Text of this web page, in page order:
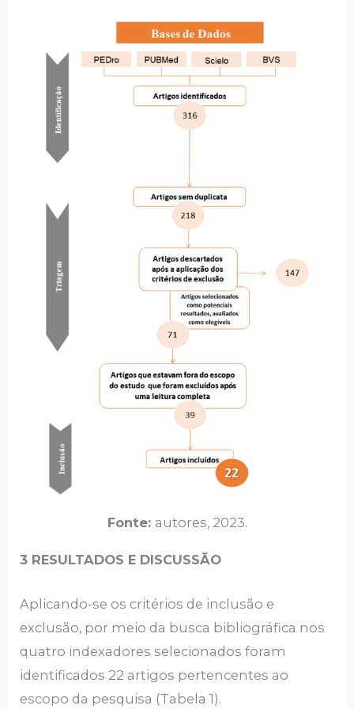
Fonte: autores, 2023.
3 RESULTADOS E DISCUSSÃO
Aplicando-se os critérios de inclusão e
exclusão, por meio da busca bibliográfica nos
quatro indexadores selecionados foram
identificados 22 artigos pertencentes ao
escopo da pesquisa (Tabela 1).